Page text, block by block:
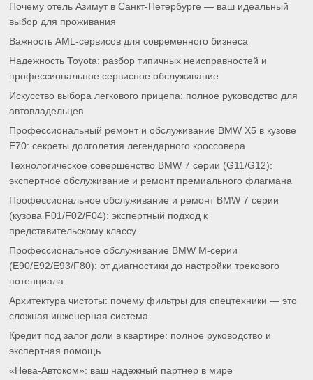
Почему отель Азимут в Санкт-Петербурге — ваш идеальный
выбор для проживания
Важность AML-сервисов для современного бизнеса
Надежность Toyota: разбор типичных неисправностей и
профессиональное сервисное обслуживание
Искусство выбора легкового прицепа: полное руководство для
автовладельцев
Профессиональный ремонт и обслуживание BMW X5 в кузове
E70: секреты долголетия легендарного кроссовера
Технологическое совершенство BMW 7 серии (G11/G12):
экспертное обслуживание и ремонт премиального флагмана
Профессиональное обслуживание и ремонт BMW 7 серии
(кузова F01/F02/F04): экспертный подход к
представительскому классу
Профессиональное обслуживание BMW M-серии
(E90/E92/E93/F80): от диагностики до настройки трекового
потенциала
Архитектура чистоты: почему фильтры для спецтехники — это
сложная инженерная система
Кредит под залог доли в квартире: полное руководство и
экспертная помощь
«Нева-Автоком»: ваш надежный партнер в мире